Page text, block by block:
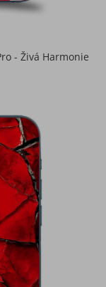
- Živá Harmonie